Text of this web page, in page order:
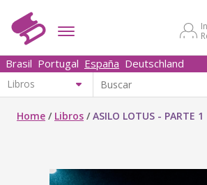
Brasil Portugal España Deutschland
Home / Libros /ASILO LOTUS - PARTE 1